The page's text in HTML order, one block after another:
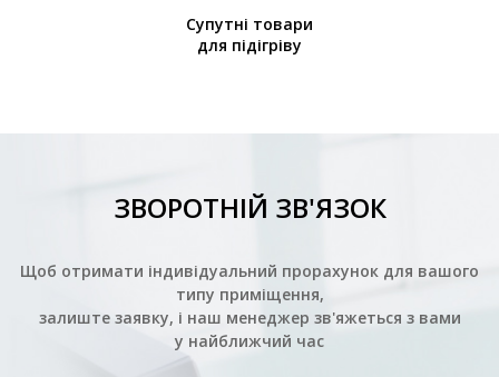
Супутні товари
для підігріву
ЗВОРОТНІЙ ЗВ'ЯЗОК
Щоб отримати індивідуальний прорахунок для вашого
типу приміщення,
залиште заявку, і наш менеджер зв'яжеться з вами
у найближчий час